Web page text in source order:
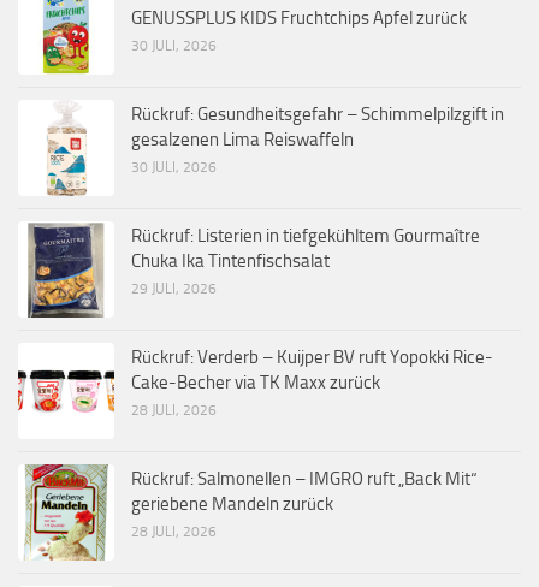
GENUSSPLUS KIDS Fruchtchips Apfel zurück
30 JULI, 2026
Rückruf: Gesundheitsgefahr – Schimmelpilzgift in
gesalzenen Lima Reiswaffeln
30 JULI, 2026
Rückruf: Listerien in tiefgekühltem Gourmaître
Chuka Ika Tintenfischsalat
29 JULI, 2026
Rückruf: Verderb – Kuijper BV ruft Yopokki Rice-
Cake-Becher via TK Maxx zurück
28 JULI, 2026
Rückruf: Salmonellen – IMGRO ruft „Back Mit“
geriebene Mandeln zurück
28 JULI, 2026